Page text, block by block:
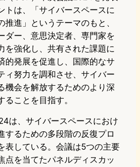
o
n
o
k
トは、「サイバースペースに
推進」というテーマのもと、
ダー、意思決定者、専門家を
を強化し、共有された課題に
的発展を促進し、国際的なサ
ィ努力を調和させ、サイバー
機会を解放するためのより深
ることを目指す。
は、サイバースペースにおけ
するための多段階の反復プロ
表している。会議は5つの主要
点を当てたパネルディスカッ